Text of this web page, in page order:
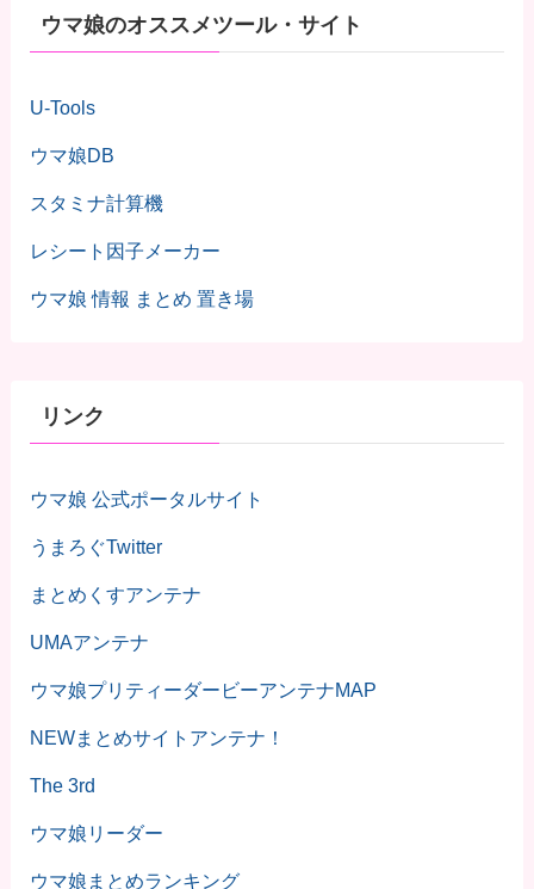
ウマ娘のオススメツール・サイト
U-Tools
ウマ娘DB
スタミナ計算機
レシート因子メーカー
ウマ娘 情報 まとめ 置き場
リンク
ウマ娘 公式ポータルサイト
うまろぐTwitter
まとめくすアンテナ
UMAアンテナ
ウマ娘プリティーダービーアンテナMAP
NEWまとめサイトアンテナ！
The 3rd
ウマ娘リーダー
ウマ娘まとめランキング